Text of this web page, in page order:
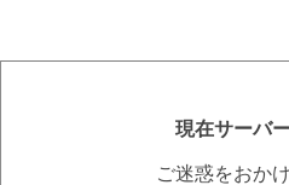
現在サーバ
ご迷惑をおか